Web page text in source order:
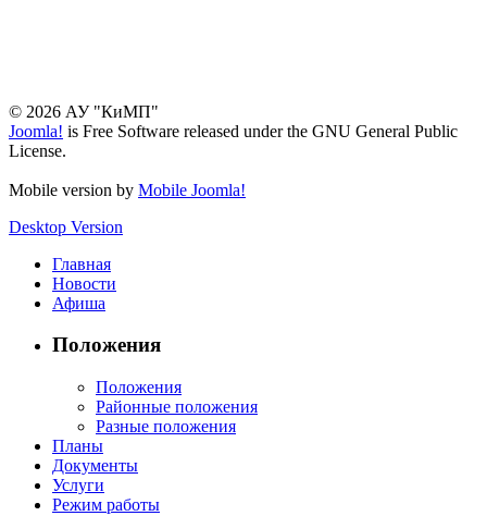
© 2026 АУ "КиМП"
Joomla! is Free Software released under the GNU General Public
License.
Mobile version by Mobile Joomla!
Desktop Version
Главная
Новости
Афиша
Положения
Положения
Районные положения
Разные положения
Планы
Документы
Услуги
Режим работы